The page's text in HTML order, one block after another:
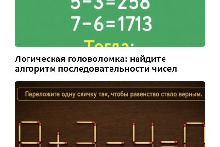
Логическая головоломка: найдите
алгоритм последовательности чисел